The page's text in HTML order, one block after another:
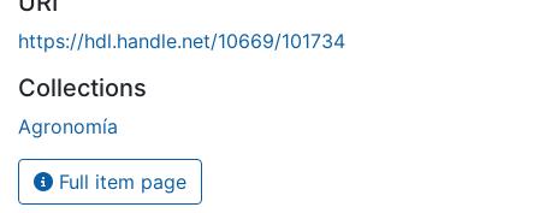
https://hdl.handle.net/10669/101734
Collections
Agronomía
Full item page